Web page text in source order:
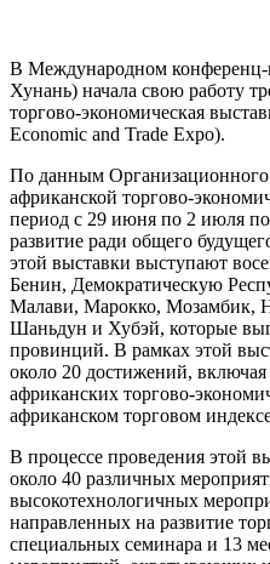
В Международном
Хунань) начала свою работу
торгово-экономическая
Economic and Trade Expo).
По данным Организационного
африканской торгово-
период с 29 июня по 2 июля
развитие ради общего
этой выставки выступают
Бенин, Демократическую
Малави, Марокко, Мозамбик,
Шаньдун и Хубэй, которые
провинций. В рамках этой
около 20 достижений, включая
африканских торгово-
африканском торговом
В процессе проведения этой
около 40 различных
высокотехнологичных
направленных на развитие
специальных семинара и 13